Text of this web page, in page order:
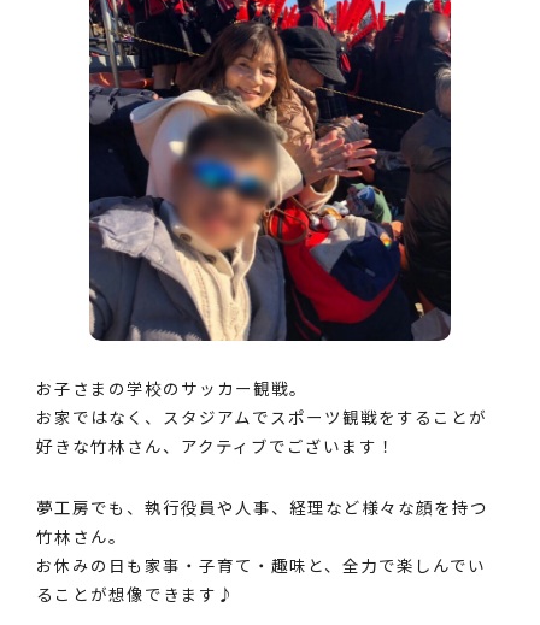
お子さまの学校のサッカー観戦。
お家ではなく、スタジアムでスポーツ観戦をすることが
好きな竹林さん、アクティブでございます！
夢工房でも、執行役員や人事、経理など様々な顔を持つ
竹林さん。
お休みの日も家事・子育て・趣味と、全力で楽しんでい
ることが想像できます♪